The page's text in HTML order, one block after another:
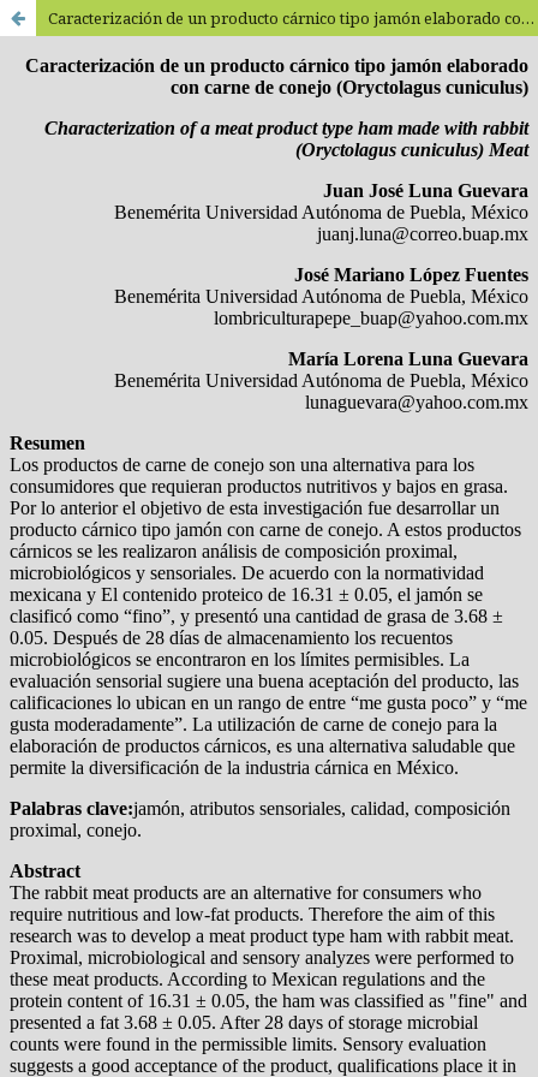
Caracterización de un producto cárnico tipo jamón elaborado con carne de conejo (Oryctolagus cuniculus) / Characterization of a meat product type made from rabbit (Oryctolagus cuniculus) meat